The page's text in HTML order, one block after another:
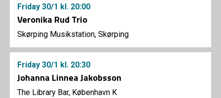
Friday 30/1 kl. 20:00
Veronika Rud Trio
Skørping Musikstation, Skørping
Friday 30/1 kl. 20:30
Johanna Linnea Jakobsson
The Library Bar, København K